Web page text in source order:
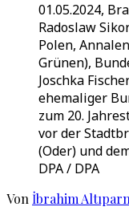
01.05.2024,
Radoslaw
Polen,
Grünen),
Joschka
ehemaliger
zum 20.
vor der
(Oder) und
DPA / DPA
Von İbrahim